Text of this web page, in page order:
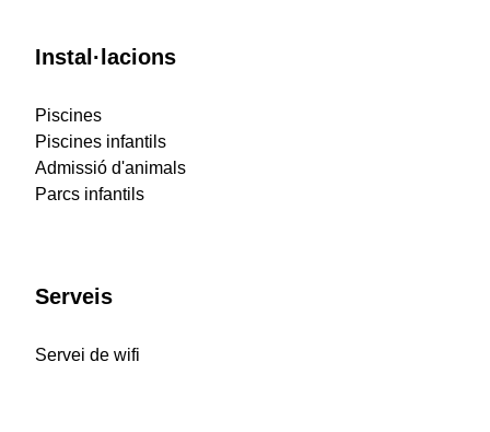
Instal·lacions
Piscines
Piscines infantils
Admissió d'animals
Parcs infantils
Serveis
Servei de wifi